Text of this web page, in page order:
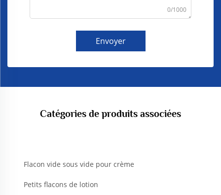
0/1000
Envoyer
Catégories de produits associées
Flacon vide sous vide pour crème
Petits flacons de lotion